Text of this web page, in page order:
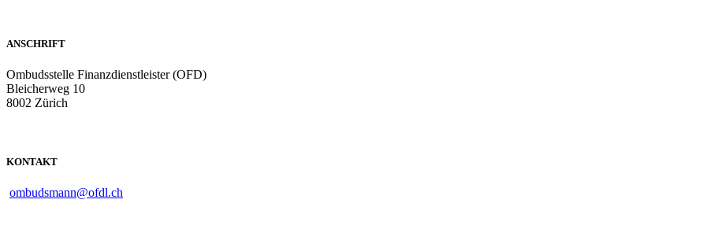
ANSCHRIFT
Ombudsstelle Finanzdienstleister (OFD)
Bleicherweg 10
8002 Zürich
KONTAKT
ombudsmann@ofdl.ch